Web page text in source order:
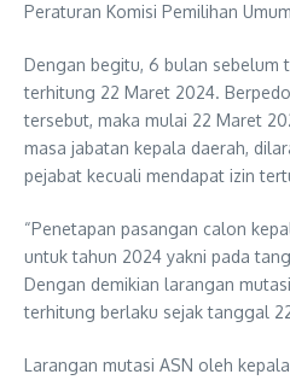
Peraturan Komisi Pemilihan
Dengan begitu, 6 bulan sebelum
terhitung 22 Maret 2024.
tersebut, maka mulai 22 Maret
masa jabatan kepala daerah,
pejabat kecuali mendapat izin
“Penetapan pasangan calon
untuk tahun 2024 yakni pada
Dengan demikian larangan
terhitung berlaku sejak tanggal
Larangan mutasi ASN oleh